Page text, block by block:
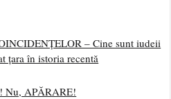
– Cine sunt iudeii
țara în istoria recentă
Nu, APĂRARE!